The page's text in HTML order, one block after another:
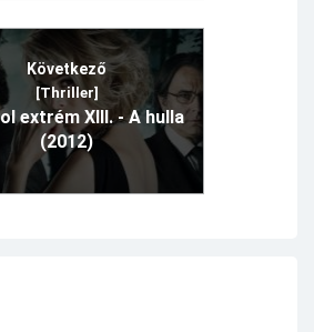
Következő
[Thriller]
extrém XIII. - A hulla
(2012)